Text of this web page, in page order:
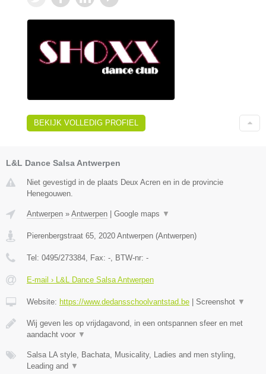
BEKIJK VOLLEDIG PROFIEL
L&L Dance Salsa Antwerpen
Niet gevestigd in de plaats Deux Acren en in de provincie
Henegouwen.
Antwerpen » Antwerpen | Google maps ▼
Pierenbergstraat 65 2020 Antwerpen (Antwerpen)
Tel: 0495/273384 , Fax: - , BTW-nr: -
E-mail › L&L Dance Salsa Antwerpen
Website: https://www.dedansschoolvantstad.be | Screenshot ▼
Wij geven les op vrijdagavond, in een ontspannen sfeer en met
aandacht voor ▼
Salsa LA style, Bachata, Musicality, Ladies and men styling,
Leading and ▼